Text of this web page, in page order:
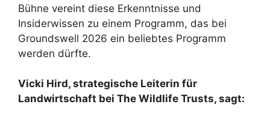
Bühne vereint diese Erkenntnisse und
Insiderwissen zu einem Programm, das bei
Groundswell 2026 ein beliebtes Programm
werden dürfte.
Vicki Hird, strategische Leiterin für
Landwirtschaft bei The Wildlife Trusts, sagt: